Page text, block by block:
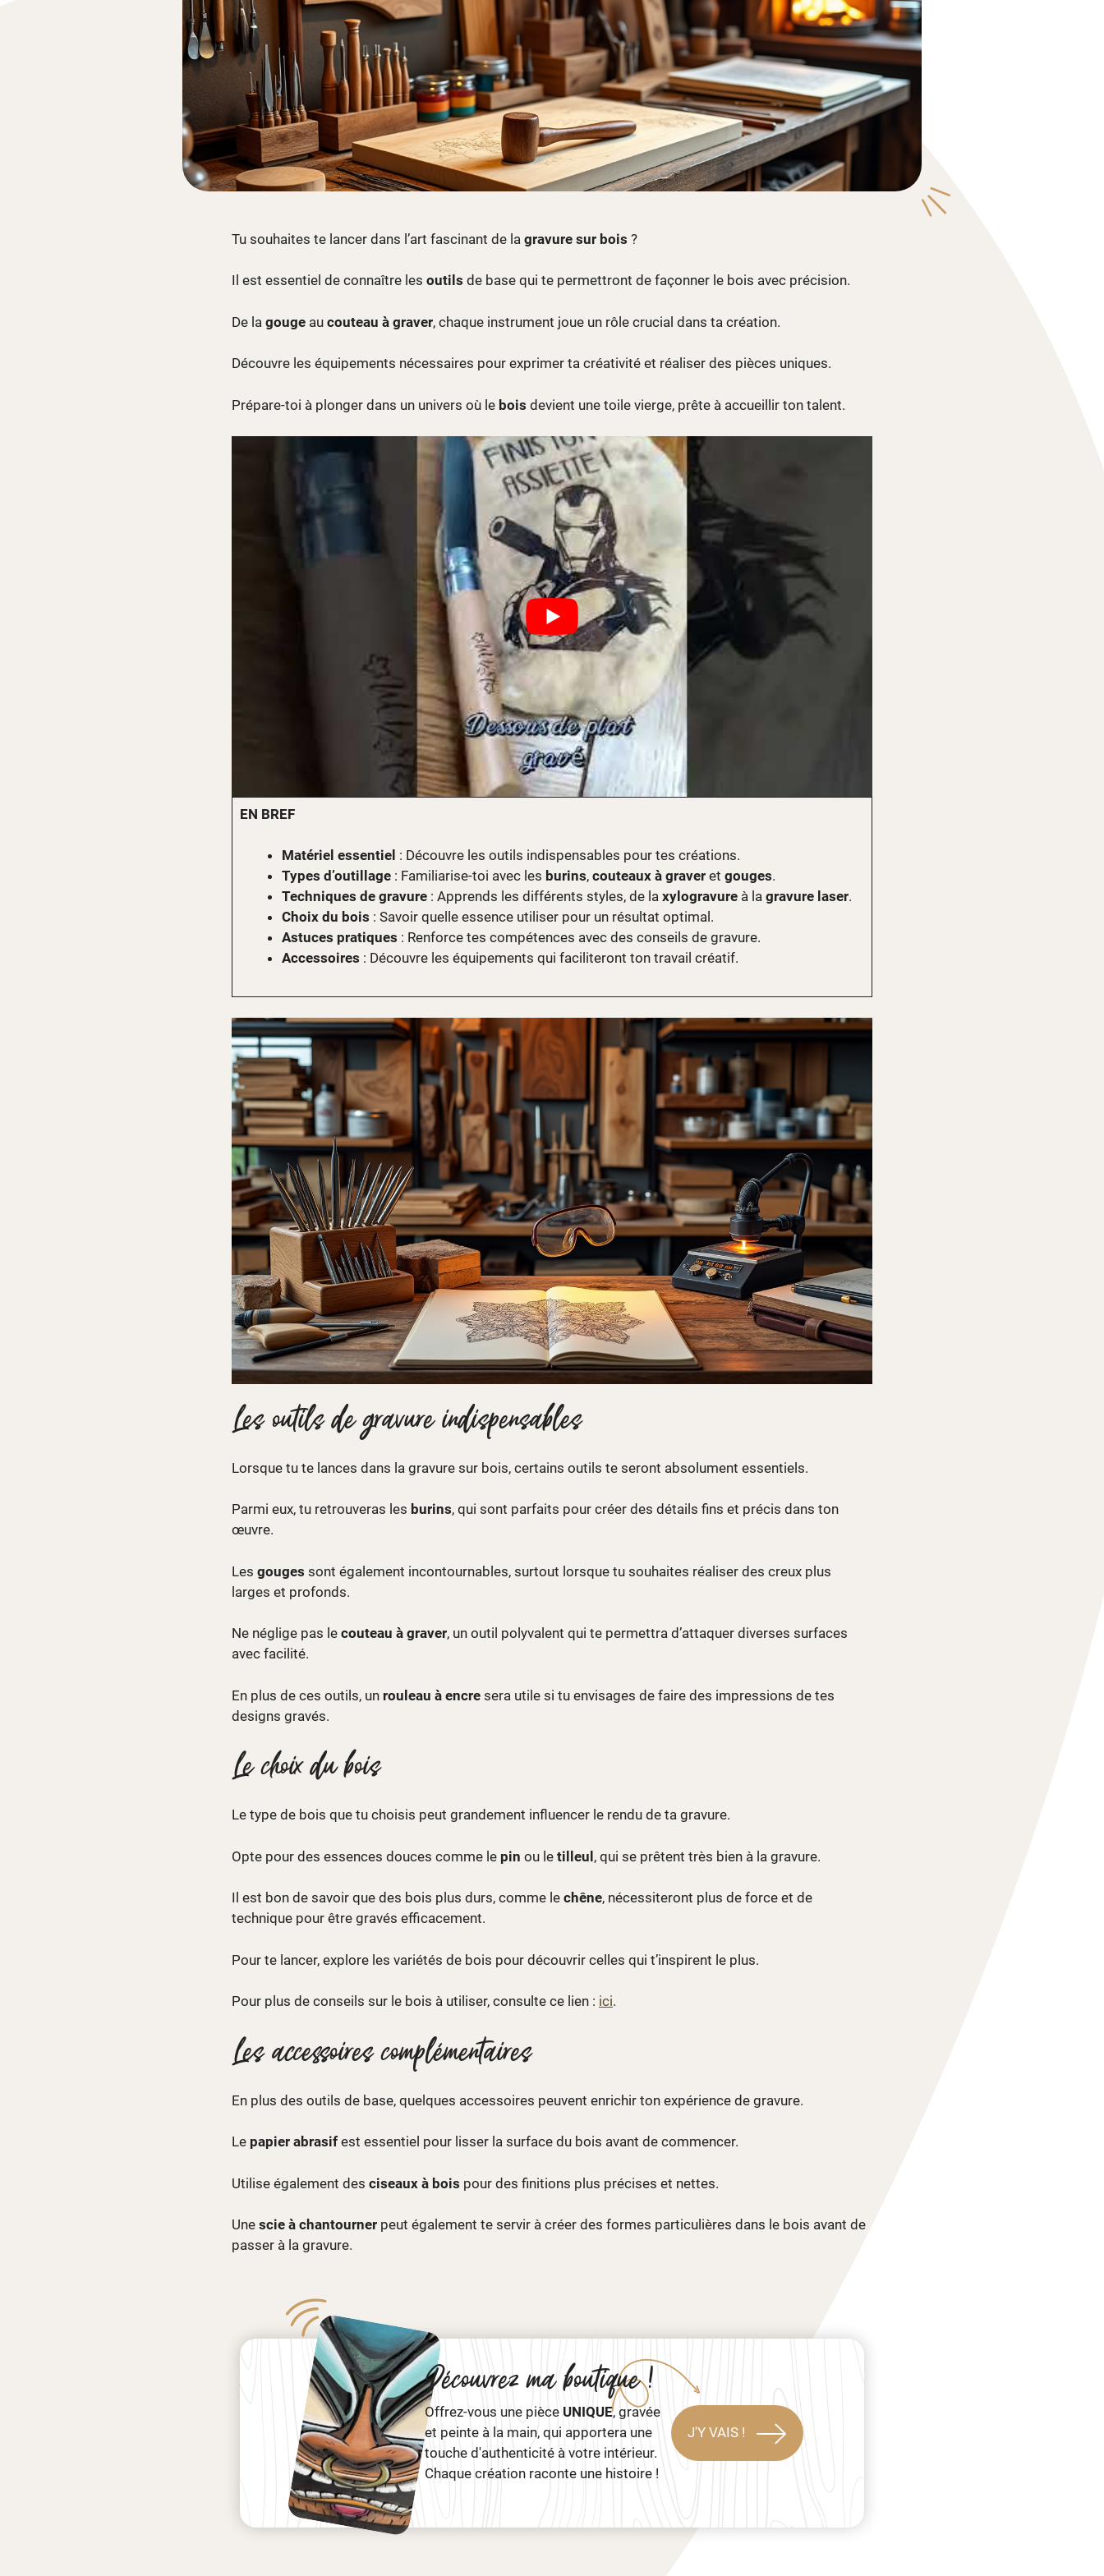
Tu souhaites te lancer dans l’art fascinant de la gravure sur bois ?
Il est essentiel de connaître les outils de base qui te permettront de façonner le bois avec précision.
De la gouge au couteau à graver, chaque instrument joue un rôle crucial dans ta création.
Découvre les équipements nécessaires pour exprimer ta créativité et réaliser des pièces uniques.
Prépare-toi à plonger dans un univers où le bois devient une toile vierge, prête à accueillir ton talent.
EN BREF
Matériel essentiel : Découvre les outils indispensables pour tes créations.
Types d’outillage: Familiarise-toi avec les burins, couteaux à graveret gouges.
Techniques de gravure: Apprends les différents styles, de la xylogravureà la gravure laser.
Choix du bois : Savoir quelle essence utiliser pour un résultat optimal.
Astuces pratiques : Renforce tes compétences avec des conseils de gravure.
Accessoires : Découvre les équipements qui faciliteront ton travail créatif.
Les outils de gravure indispensables
Lorsque tu te lances dans la gravure sur bois, certains outils te seront absolument essentiels.
Parmi eux, tu retrouveras les burins, qui sont parfaits pour créer des détails fins et précis dans ton
œuvre.
Les gouges sont également incontournables, surtout lorsque tu souhaites réaliser des creux plus
larges et profonds.
Ne néglige pas le couteau à graver, un outil polyvalent qui te permettra d’attaquer diverses surfaces
avec facilité.
En plus de ces outils, un rouleau à encre sera utile si tu envisages de faire des impressions de tes
designs gravés.
Le choix du bois
Le type de bois que tu choisis peut grandement influencer le rendu de ta gravure.
Opte pour des essences douces comme le pin ou le tilleul, qui se prêtent très bien à la gravure.
Il est bon de savoir que des bois plus durs, comme le chêne, nécessiteront plus de force et de
technique pour être gravés efficacement.
Pour te lancer, explore les variétés de bois pour découvrir celles qui t’inspirent le plus.
Pour plus de conseils sur le bois à utiliser, consulte ce lien : ici.
Les accessoires complémentaires
En plus des outils de base, quelques accessoires peuvent enrichir ton expérience de gravure.
Le papier abrasif est essentiel pour lisser la surface du bois avant de commencer.
Utilise également des ciseaux à bois pour des finitions plus précises et nettes.
Une scie à chantourner peut également te servir à créer des formes particulières dans le bois avant de
passer à la gravure.
Découvrez ma boutique !
Offrez-vous une pièce UNIQUE, gravée
et peinte à la main, qui apportera une
touche d'authenticité à votre intérieur.
Chaque création raconte une histoire !
J'Y VAIS !